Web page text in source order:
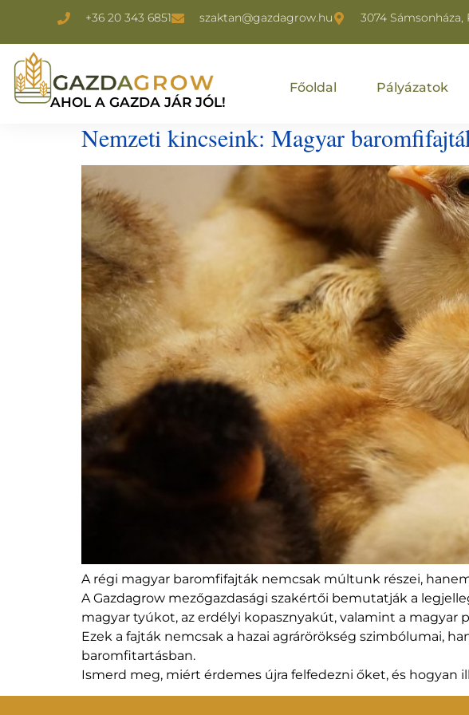
+36 20 343 6851 szaktan@gazdagrow.hu 3074 Sámsonháza,
Főoldal Pályázatok
AHOL A GAZDA JÁR JÓL!
Nemzeti kincseink: Magyar
A régi magyar baromfifajták nemcsak múltunk részei,
A Gazdagrow mezőgazdasági szakértői bemutatják a
magyar tyúkot, az erdélyi kopasznyakút, valamint a magyar
Ezek a fajták nemcsak a hazai agrárörökség szimbólumai,
baromfitartásban.
Ismerd meg, miért érdemes újra felfedezni őket, és hogyan